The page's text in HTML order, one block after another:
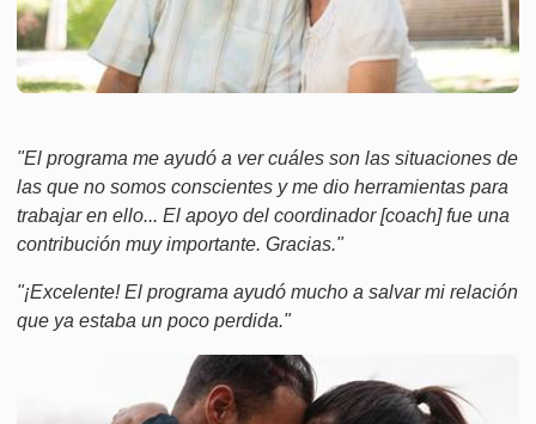
"El programa me ayudó a ver cuáles son las situaciones de
las que no somos conscientes y me dio herramientas para
trabajar en ello... El apoyo del coordinador [coach] fue una
contribución muy importante. Gracias."
"¡Excelente! El programa ayudó mucho a salvar mi relación
que ya estaba un poco perdida."